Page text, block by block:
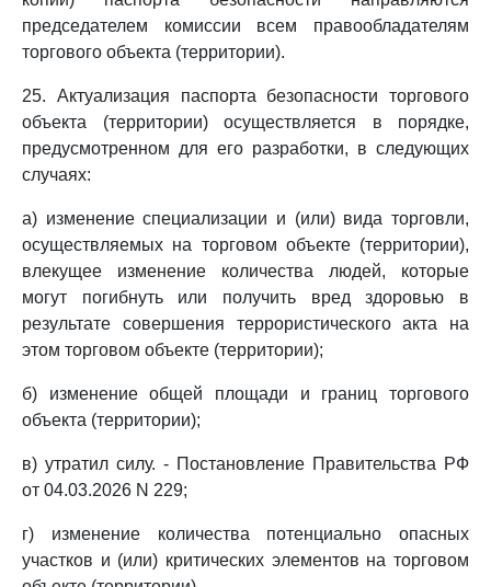
председателем комиссии всем правообладателям
торгового объекта (территории).
25. Актуализация паспорта безопасности торгового
объекта (территории) осуществляется в порядке,
предусмотренном для его разработки, в следующих
случаях:
а) изменение специализации и (или) вида торговли,
осуществляемых на торговом объекте (территории),
влекущее изменение количества людей, которые
могут погибнуть или получить вред здоровью в
результате совершения террористического акта на
этом торговом объекте (территории);
б) изменение общей площади и границ торгового
объекта (территории);
в) утратил силу. - Постановление Правительства РФ
от 04.03.2026 N 229;
г) изменение количества потенциально опасных
участков и (или) критических элементов на торговом